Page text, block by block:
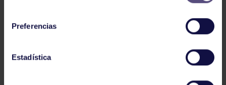
Preferencias
Estadística
Baloncesto